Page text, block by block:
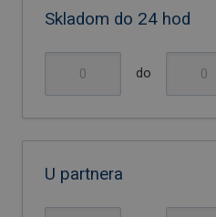
Skladom do 24 hod
do
U partnera